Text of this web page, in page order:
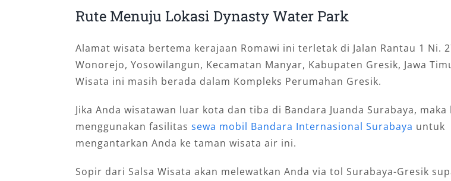
Rute Menuju Lokasi Dynasty Water Park
Alamat wisata bertema kerajaan Romawi ini terletak di Jalan Rantau 1 Ni.
Wonorejo, Yosowilangun, Kecamatan Manyar, Kabupaten Gresik, Jawa
Wisata ini masih berada dalam Kompleks Perumahan Gresik.
Jika Anda wisatawan luar kota dan tiba di Bandara Juanda Surabaya, maka
menggunakan fasilitas sewa mobil Bandara Internasional Surabaya untuk
mengantarkan Anda ke taman wisata air ini.
Sopir dari Salsa Wisata akan melewatkan Anda via tol Surabaya-Gresik